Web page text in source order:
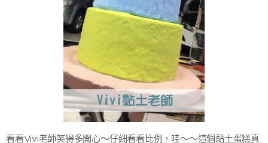
看看Vivi老師笑得多開心～仔細看看比例，哇～～這個黏土蛋糕真